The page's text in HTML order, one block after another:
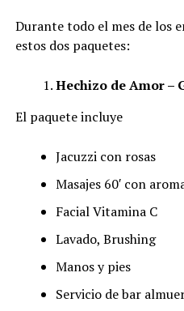
Durante todo el mes de los
estos dos paquetes:
Hechizo de Amor –
El paquete incluye
Jacuzzi con rosas
Masajes 60′ con
Facial Vitamina C
Lavado, Brushing
Manos y pies
Servicio de bar